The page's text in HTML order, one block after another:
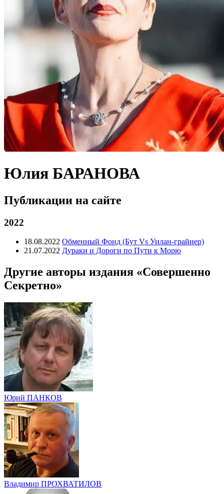
Юлия БАРАНОВА
Публикации на сайте
2022
18.08.2022 Обменный Фонд (Бут Vs Уилан-грайнер)
21.07.2022 Дураки и Дороги по Пути к Морю
Другие авторы издания «Совершенно
Секретно»
Юрий ПАНКОВ
Владимир ПРОХВАТИЛОВ